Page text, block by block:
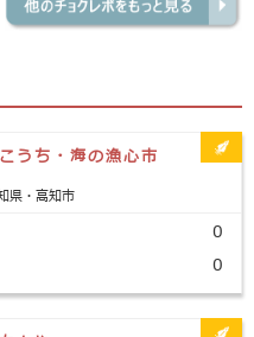
うち・海の漁心市
県・高知市
0
0